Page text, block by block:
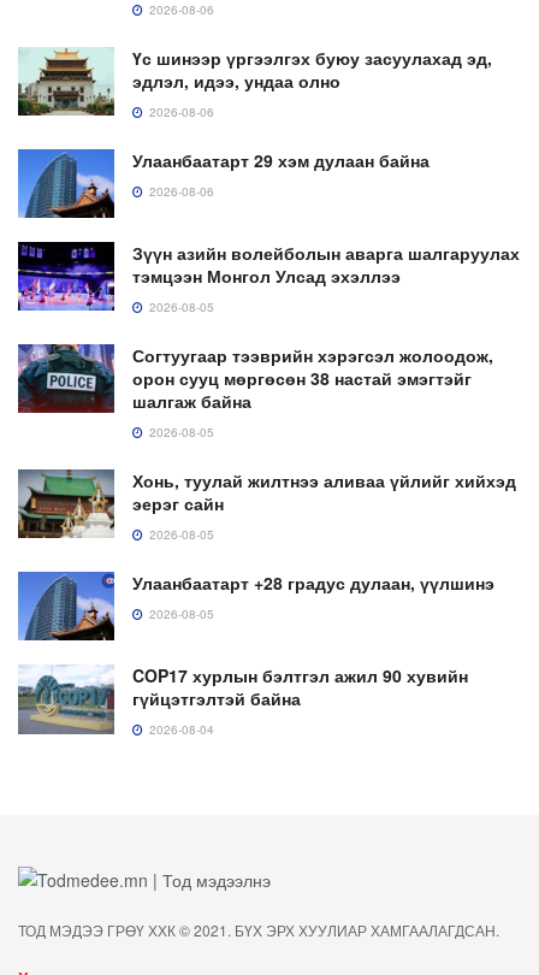
2026-08-06
Үс шинээр үргээлгэх буюу засуулахад эд,
эдлэл, идээ, ундаа олно
2026-08-06
Улаанбаатарт 29 хэм дулаан байна
2026-08-06
Зүүн азийн волейболын аварга шалгаруулах
тэмцээн Монгол Улсад эхэллээ
2026-08-05
Согтуугаар тээврийн хэрэгсэл жолоодож,
орон сууц мөргөсөн 38 настай эмэгтэйг
шалгаж байна
2026-08-05
Хонь, туулай жилтнээ аливаа үйлийг хийхэд
эерэг сайн
2026-08-05
Улаанбаатарт +28 градус дулаан, үүлшинэ
2026-08-05
COP17 хурлын бэлтгэл ажил 90 хувийн
гүйцэтгэлтэй байна
2026-08-04
ТОД МЭДЭЭ ГРӨҮ ХХК © 2021. БҮХ ЭРХ ХУУЛИАР ХАМГААЛАГДСАН.